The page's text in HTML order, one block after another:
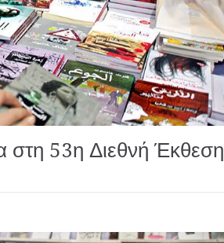
στη 53η Διεθνή Έκθεση